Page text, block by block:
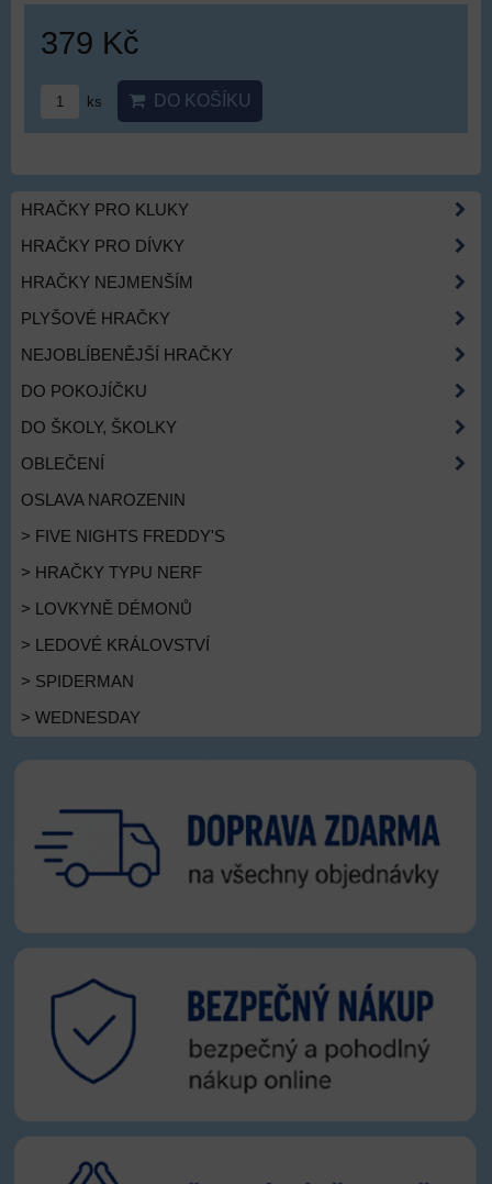
379 Kč
ks DO KOŠÍKU
HRAČKY PRO KLUKY
HRAČKY PRO DÍVKY
HRAČKY NEJMENŠÍM
PLYŠOVÉ HRAČKY
NEJOBLÍBENĚJŠÍ HRAČKY
DO POKOJÍČKU
DO ŠKOLY, ŠKOLKY
OBLEČENÍ
OSLAVA NAROZENIN
> FIVE NIGHTS FREDDY'S
> HRAČKY TYPU NERF
> LOVKYNĚ DÉMONŮ
> LEDOVÉ KRÁLOVSTVÍ
> SPIDERMAN
> WEDNESDAY